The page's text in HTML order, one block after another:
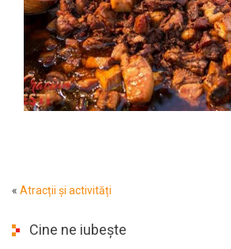
« Atracții și activități
Cine ne iubește